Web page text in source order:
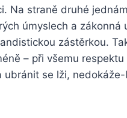
Na straně druhé
úmyslech a zákonná
zástěrkou.
– při všemu
se lži,